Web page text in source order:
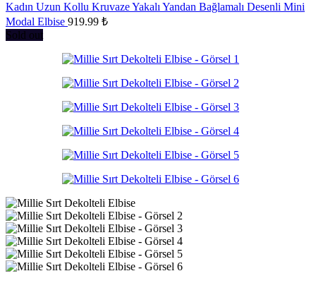
Kadın Uzun Kollu Kruvaze Yakalı Yandan Bağlamalı Desenli Mini
Modal Elbise 919.99 ₺
Sold out